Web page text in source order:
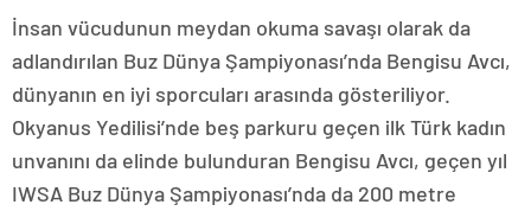
İnsan vücudunun meydan okuma savaşı olarak da
adlandırılan Buz Dünya Şampiyonası’nda Bengisu Avcı,
dünyanın en iyi sporcuları arasında gösteriliyor.
Okyanus Yedilisi’nde beş parkuru geçen ilk Türk kadın
unvanını da elinde bulunduran Bengisu Avcı, geçen yıl
IWSA Buz Dünya Şampiyonası’nda da 200 metre